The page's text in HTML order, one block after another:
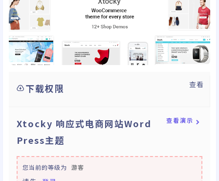
下载权限 查看
Xtocky 响应式电商网站Word
Press主题
查看演示
您当前的等级为 游客